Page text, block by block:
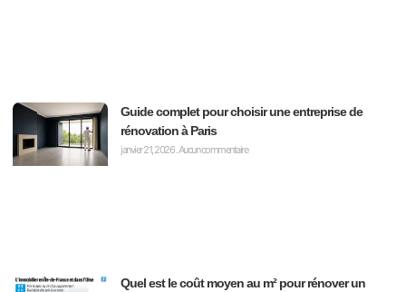
Guide complet pour choisir une entreprise de
rénovation à Paris
janvier 21, 2026Aucun commentaire
Quel est le coût moyen au m² pour rénover un